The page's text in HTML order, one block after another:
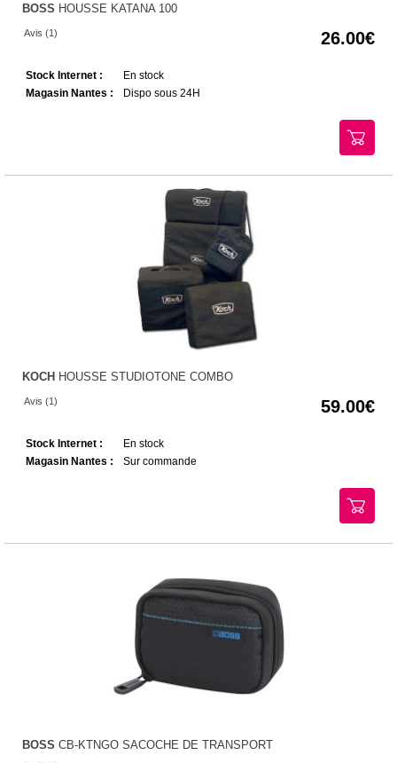
BOSS HOUSSE KATANA 100
Avis (1) 26.00
Stock Internet :
En stock
Magasin Nantes :
Dispo sous 24H
KOCH HOUSSE STUDIOTONE COMBO
Avis (1) 59.00
Stock Internet :
En stock
Magasin Nantes :
Sur commande
BOSS CB-KTNGO SACOCHE DE TRANSPORT